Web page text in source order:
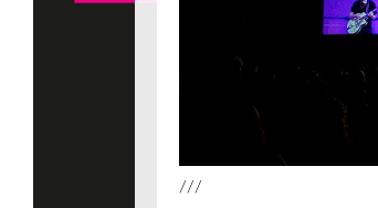
///